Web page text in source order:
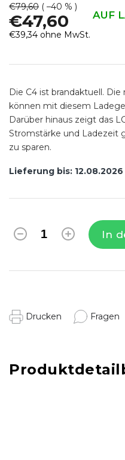
€79,60 ( –40 % )
€47,60 AUF
€39,34 ohne MwSt.
Lieferung bis: 12.08.2026
In
Die C4 ist brandaktuell.
können mit diesem
Darüber hinaus zeigt das
Stromstärke und Ladezeit
zu sparen.
Drucken Fragen